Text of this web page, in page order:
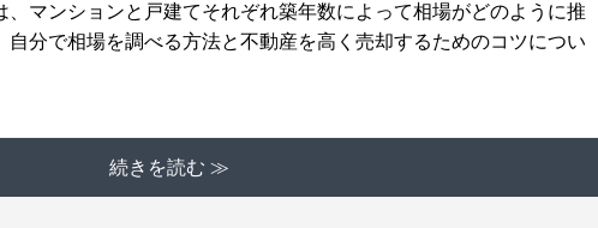
マンションと戸建てそれぞれ築年数によって相場がどのように推
分で相場を調べる方法と不動産を高く売却するためのコツについ
続きを読む ≫